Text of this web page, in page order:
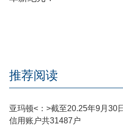
推荐阅读
亚玛顿<：>截至20.25年9月30
信用账户共31487户